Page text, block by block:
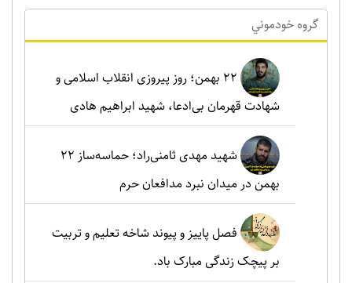
گروه خودموني
۲۲ بهمن؛ روز پیروزی انقلاب اسلامی و
شهادت قهرمان بی‌ادعا، شهید ابراهیم هادی
شهید مهدی ثامنی‌راد؛ حماسه‌ساز ۲۲
بهمن در میدان نبرد مدافعان حرم
فصل پاییز و پیوند شاخه تعلیم و تربیت
بر پیچک زندگی مبارک باد.